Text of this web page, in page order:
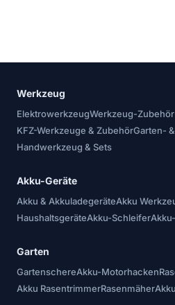
Werkzeug
ElektrowerkzeugWerkzeug-
KFZ-Werkzeuge & ZubehörGarten-
Handwerkzeug & Sets
Akku-Geräte
Akku & AkkuladegeräteAkku
HaushaltsgeräteAkku-Schleifer
Garten
GartenschereAkku-Motorhacken
Akku RasentrimmerRasenmäher